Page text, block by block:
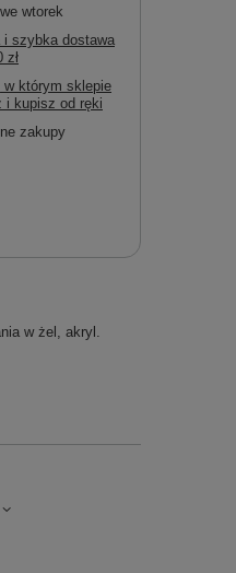
we wtorek
i szybka dostawa
zł
w którym sklepie
i kupisz od ręki
zakupy
w żel, akryl.